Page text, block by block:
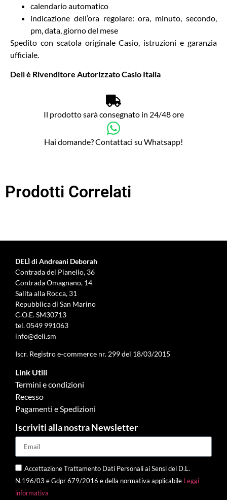
calendario automatico
indicazione dell’ora regolare: ora, minuto, secondo,
pm, data, giorno del mese
Spedito con scatola originale Casio, istruzioni e garanzia
ufficiale.
Delì è Rivenditore Autorizzato Casio Italia
Il prodotto sarà consegnato in 24/48 ore
Hai domande? Contattaci su Whatsapp!
Prodotti Correlati
DELÌ di Andreani Deborah
Contrada del Pianello, 36
Contrada Omagnano, 14
Salita alla Rocca, 31
Repubblica di San Marino
C.O.E. SM30713
tel.0549 991063
info@deli.sm
Iscr. Registro e-commerce nr. 299 del 18/03/2015
Link Utili
Termini e condizioni
Recesso
Pagamenti e Spedizioni
Iscriviti alla nostra Newsletter
Accettazione Trattamento Dati Personali ai Sensi del D.L.
N.196/03 e Gdpr 679/2016 e della normativa applicabile Leggi
informativa